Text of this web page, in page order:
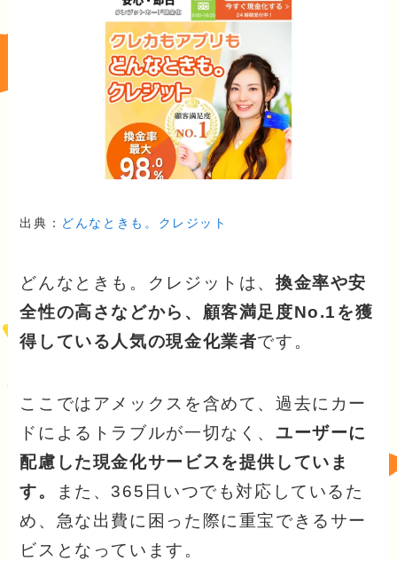
出典： どんなときも。クレジット
どんなときも。クレジットは、 換金率や安
全性の高さなどから、顧客満足度No.1を獲
得している人気の現金化業者です。
ここではアメックスを含めて、過去にカー
ドによるトラブルが一切なく、 ユーザーに
配慮した現金化サービスを提供していま
す。
また、365日いつでも対応しているた
め、急な出費に困った際に重宝できるサー
ビスとなっています。